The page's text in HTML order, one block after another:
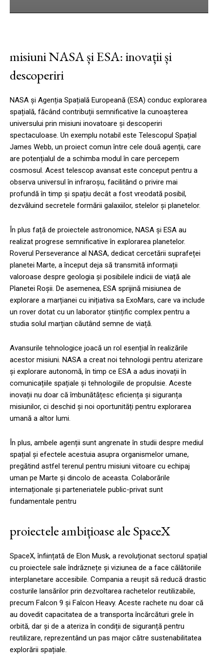
misiuni NASA și ESA: inovații și
descoperiri
NASA și Agenția Spațială Europeană (ESA) conduc explorarea
spațială, făcând contribuții semnificative la cunoașterea
universului prin misiuni inovatoare și descoperiri
spectaculoase. Un exemplu notabil este Telescopul Spațial
James Webb, un proiect comun între cele două agenții, care
are potențialul de a schimba modul în care percepem
cosmosul. Acest telescop avansat este conceput pentru a
observa universul în infraroșu, facilitând o privire mai
profundă în timp și spațiu decât a fost vreodată posibil,
dezvăluind secretele formării galaxiilor, stelelor și planetelor.
În plus față de proiectele astronomice, NASA și ESA au
realizat progrese semnificative în explorarea planetelor.
Roverul Perseverance al NASA, dedicat cercetării suprafeței
planetei Marte, a început deja să transmită informații
valoroase despre geologia și posibilele indicii de viață ale
Planetei Roșii. De asemenea, ESA sprijină misiunea de
explorare a marțianei cu inițiativa sa ExoMars, care va include
un rover dotat cu un laborator științific complex pentru a
studia solul marțian căutând semne de viață.
Avansurile tehnologice joacă un rol esențial în realizările
acestor misiuni. NASA a creat noi tehnologii pentru aterizare
și explorare autonomă, în timp ce ESA a adus inovații în
comunicațiile spațiale și tehnologiile de propulsie. Aceste
inovații nu doar că îmbunătățesc eficiența și siguranța
misiunilor, ci deschid și noi oportunități pentru explorarea
umană a altor lumi.
În plus, ambele agenții sunt angrenate în studii despre mediul
spațial și efectele acestuia asupra organismelor umane,
pregătind astfel terenul pentru misiuni viitoare cu echipaj
uman pe Marte și dincolo de aceasta. Colaborările
internaționale și parteneriatele public-privat sunt
fundamentale pentru
proiectele ambițioase ale SpaceX
SpaceX, înființată de Elon Musk, a revoluționat sectorul spațial
cu proiectele sale îndrăznețe și viziunea de a face călătoriile
interplanetare accesibile. Compania a reușit să reducă drastic
costurile lansărilor prin dezvoltarea rachetelor reutilizabile,
precum Falcon 9 și Falcon Heavy. Aceste rachete nu doar că
au dovedit capacitatea de a transporta încărcături grele în
orbită, dar și de a ateriza în condiții de siguranță pentru
reutilizare, reprezentând un pas major către sustenabilitatea
explorării spațiale.